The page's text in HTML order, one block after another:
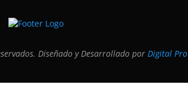
Diseñado y Desarrollado por Digital Pro